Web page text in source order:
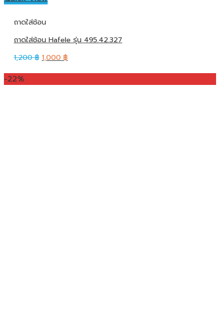
ถาดใส่ช้อน
ถาดใส่ช้อน Hafele รุ่น 495.42.327
1,200฿ 1,000฿
-22%